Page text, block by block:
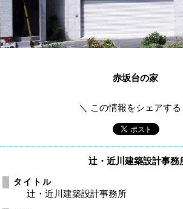
赤坂台の家
＼ この情報をシェアする
辻・近川建築設計事務
タイトル
辻・近川建築設計事務所